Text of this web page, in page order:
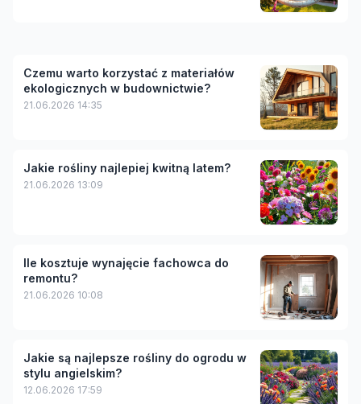
Czemu warto korzystać z materiałów
ekologicznych w budownictwie?
21.06.2026 14:35
Jakie rośliny najlepiej kwitną latem?
21.06.2026 13:09
Ile kosztuje wynajęcie fachowca do
remontu?
21.06.2026 10:08
Jakie są najlepsze rośliny do ogrodu w
stylu angielskim?
12.06.2026 17:59